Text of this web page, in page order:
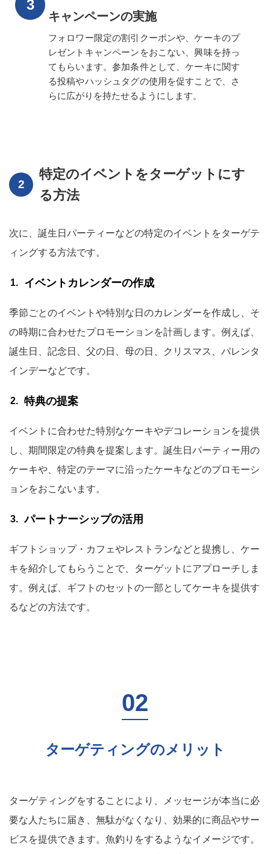
キャンペーンの実施
フォロワー限定の割引クーポンや、ケーキのプ
レゼントキャンペーンをおこない、興味を持っ
てもらいます。参加条件として、ケーキに関す
る投稿やハッシュタグの使用を促すことで、さ
らに広がりを持たせるようにします。
特定のイベントをターゲットにす
る方法
次に、誕生日パーティーなどの特定のイベントをターゲテ
ィングする方法です。
イベントカレンダーの作成
季節ごとのイベントや特別な日のカレンダーを作成し、そ
の時期に合わせたプロモーションを計画します。例えば、
誕生日、記念日、父の日、母の日、クリスマス、バレンタ
インデーなどです。
特典の提案
イベントに合わせた特別なケーキやデコレーションを提供
し、期間限定の特典を提案します。誕生日パーティー用の
ケーキや、特定のテーマに沿ったケーキなどのプロモーシ
ョンをおこないます。
パートナーシップの活用
ギフトショップ・カフェやレストランなどと提携し、ケー
キを紹介してもらうことで、ターゲットにアプローチしま
す。例えば、ギフトのセットの一部としてケーキを提供す
るなどの方法です。
ターゲティングのメリット
ターゲティングをすることにより、メッセージが本当に必
要な人たちに届き、無駄がなくなり、効果的に商品やサー
ビスを提供できます。魚釣りをするようなイメージです。